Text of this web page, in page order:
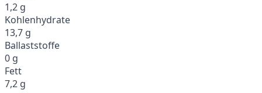
1,2 g
Kohlenhydrate
13,7 g
Ballaststoffe
0 g
Fett
7,2 g